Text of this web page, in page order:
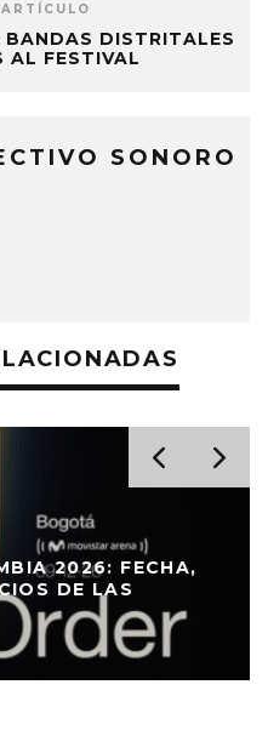
DISTRITALES
AL FESTIVAL
SONORO
EN COLOMBIA
Y PRECIOS